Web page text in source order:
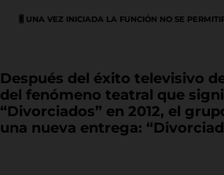
🎚️ UNA VEZ INICIADA LA FUNCIÓN NO SE
Después del éxito televisivo
del fenómeno teatral que
“Divorciados” en 2012, el
una nueva entrega: